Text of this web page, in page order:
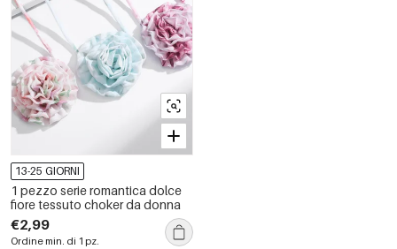
13-25 GIORNI
1 pezzo serie romantica dolce
fiore tessuto choker da donna
€2,99
Ordine min. di 1 pz.